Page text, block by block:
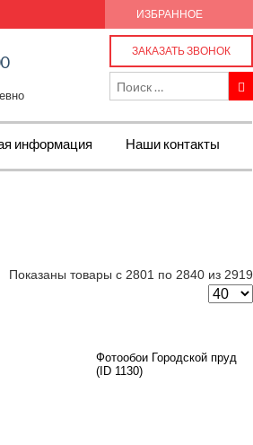
ИЗБРАННОЕ
ЗАКАЗАТЬ ЗВОНОК
информация Наши контакты
Показаны товары с 2801 по 2840 из 2919
Фотообои Городской пруд
(ID 1130)